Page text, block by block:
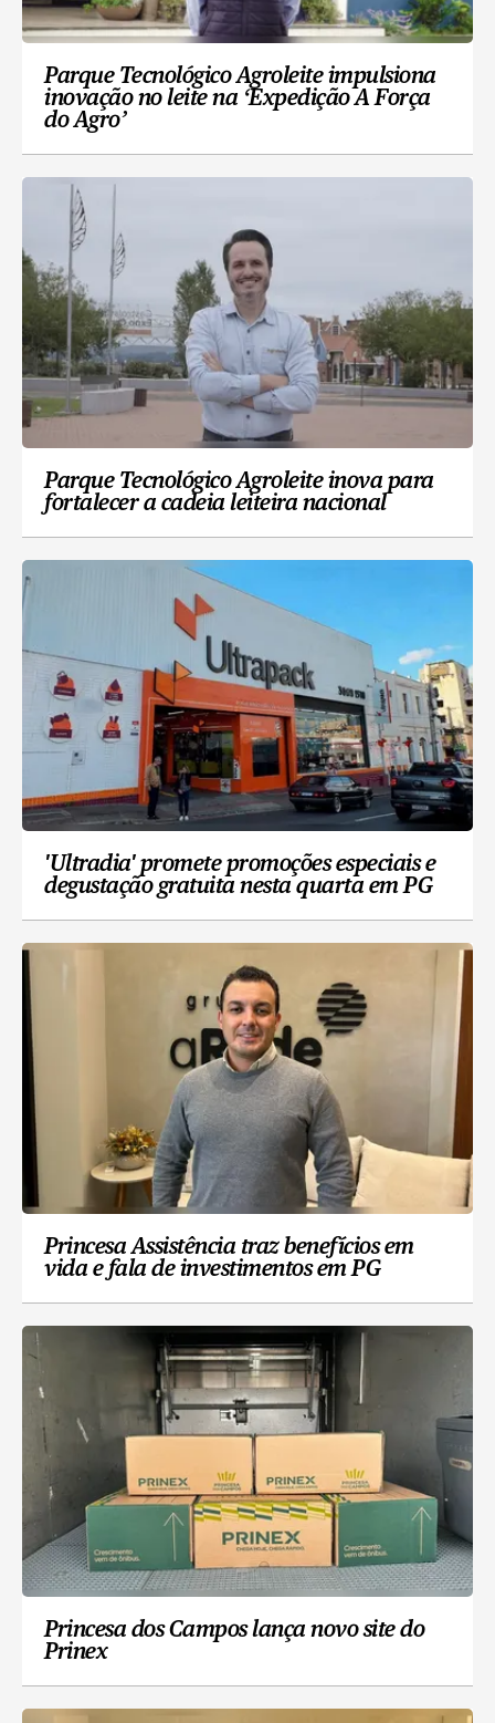
Parque Tecnológico Agroleite impulsiona
inovação no leite na ‘Expedição A Força
do Agro’
Parque Tecnológico Agroleite inova para
fortalecer a cadeia leiteira nacional
'Ultradia' promete promoções especiais e
degustação gratuita nesta quarta em PG
Princesa Assistência traz benefícios em
vida e fala de investimentos em PG
Princesa dos Campos lança novo site do
Prinex